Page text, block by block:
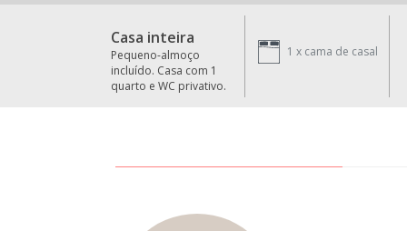
Casa inteira
Pequeno-almoço
incluído. Casa com 1
quarto e WC privativo.
1 x cama de casal